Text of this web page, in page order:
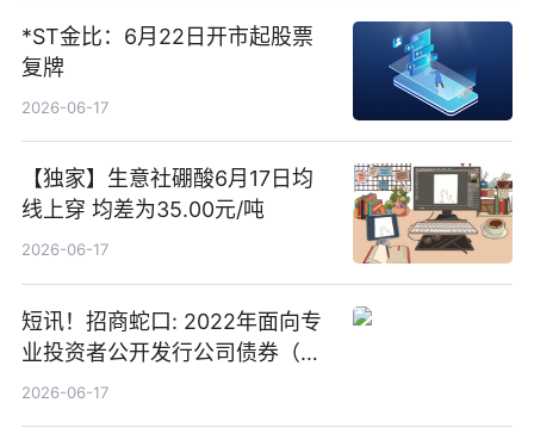
*ST金比：6月22日开市起股票
复牌
2026-06-17
【独家】生意社硼酸6月17日均
线上穿 均差为35.00元/吨
2026-06-17
短讯！招商蛇口: 2022年面向专
业投资者公开发行公司债券（第
二期）（品种二）2026年付息公
2026-06-17